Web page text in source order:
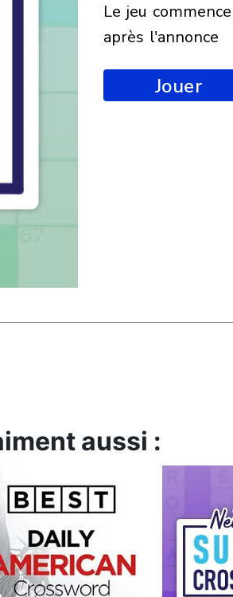
le jeu commencera
après l'annonce
Jouer
aussi :